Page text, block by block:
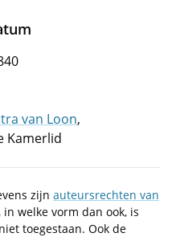
van Loon,
Kamerlid
zijn auteursrechten van
welke vorm dan ook, is
toegestaan. Ook de